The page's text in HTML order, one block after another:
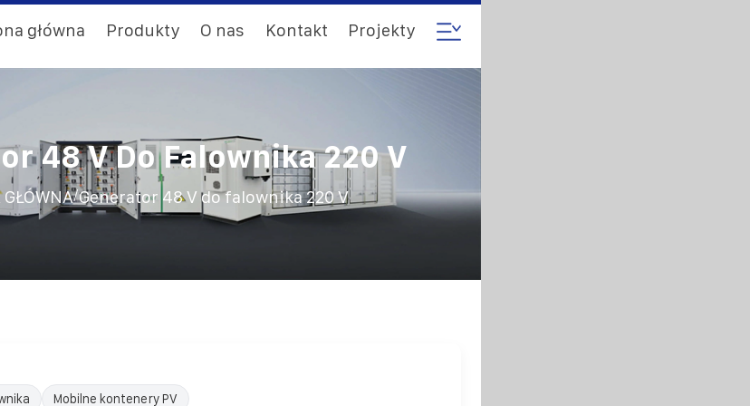
główna Produkty O nas Kontakt Projekty
48 V Do Falownika 220 V
/Generator 48 V do falownika 220 V
Mobilne kontenery PV